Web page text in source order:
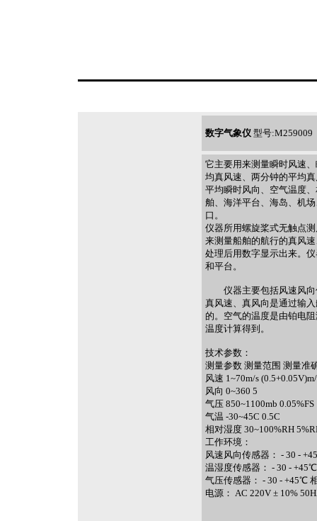
数字气象仪 型号:M259009
它主要用来测量瞬时风速
均真风速、两分钟的平均
平均瞬时风向、空气温度
舶、海洋平台、海岛、机
口。
仪器所用螺旋桨式无触点
来测量船舶的航行的真风
处理后用数字显示出来。
和平台。
仪器主要包括风速风向
真风速、真风向是通过输
的。空气的温度是由铂电
温度计算得到。
技术参数：
测量参数 测量范围 测量准
风速 1~70m/s
风向 0~360 5
气压 850~1100mb 0.05%FS
气温 -30~45C 0.5C
相对湿度 30~100%RH
工作环境：
风速风向传感器： - 30 -
温湿度传感器： - 30 -
气压传感器： - 30 - +45℃
电源： AC 220V ± 10%